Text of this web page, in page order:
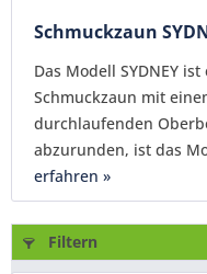
Schmuckzaun
Das Modell SYDNEY
Schmuckzaun mit
durchlaufenden
abzurunden, ist das
erfahren »
Filtern